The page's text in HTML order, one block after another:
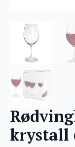
krystall